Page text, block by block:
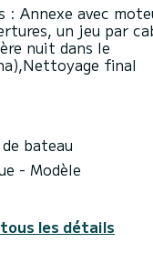
: Annexe avec
un jeu par
nuit dans le
final
bateau
- Modèle
les détails